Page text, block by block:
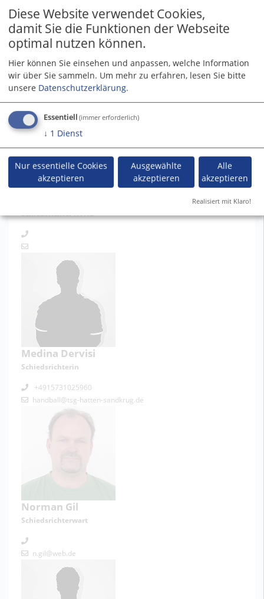
Marc Heelis
Schiedsrichter
Schiedsrichter HVNB
Medina Dervisi
Schiedsrichterin
+4915731025960
handball@tsg-hatten-sandkrug.de
Norman Gil
Schiedsrichterwart
n.gil@web.de
Diese Website verwendet Cookies,
damit Sie die Funktionen der Webseite
optimal nutzen können.
Hier können Sie einsehen und anpassen, welche Information
wir über Sie sammeln. Um mehr zu erfahren, lesen Sie bitte
unsere Datenschutzerklärung.
Essentiell (immer erforderlich)
↓ 1 Dienst
Nur essentielle Cookies
akzeptieren
Ausgewählte
akzeptieren
Alle
akzeptieren
Realisiert mit Klaro!